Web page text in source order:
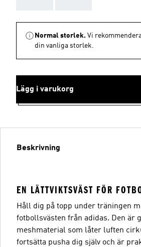
Normal storlek. Vi
din vanliga storlek.
Lägg i varukorg
Beskrivning
EN LÄTTVIKTSVÄST FÖR
Håll dig på topp under träningen
fotbollsvästen från adidas. Den är
meshmaterial som låter luften
fortsätta pusha dig själv och är